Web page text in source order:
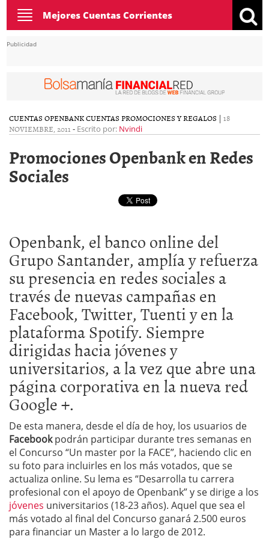
Toggle
navigation
Mejores Cuentas Corrientes
Publicidad
CUENTAS OPENBANKCUENTAS PROMOCIONES Y REGALOS | 18
NOVIEMBRE, 2011 - Escrito por: Nvindi
Promociones Openbank en Redes
Sociales
Openbank, el banco online del
Grupo Santander, amplía y refuerza
su presencia en redes sociales a
través de nuevas campañas en
Facebook, Twitter, Tuenti y en la
plataforma Spotify. Siempre
dirigidas hacia jóvenes y
universitarios, a la vez que abre una
página corporativa en la nueva red
Google +.
De esta manera, desde el día de hoy, los usuarios de
Facebookpodrán participar durante tres semanas en
el Concurso “Un master por la FACE”, haciendo clic en
su foto para incluirles en los más votados, que se
actualiza online. Su lema es “Desarrolla tu carrera
profesional con el apoyo de Openbank” y se dirige a los
jóvenes universitarios (18-23 años). Aquel que sea el
más votado al final del Concurso ganará 2.500 euros
para financiar un Master a lo largo de 2012.